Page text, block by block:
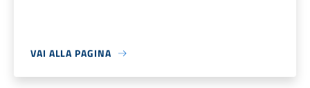
VAI ALLA PAGINA